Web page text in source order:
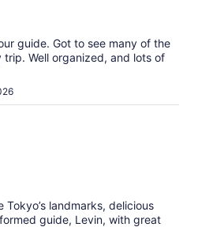
guide. Got to see many of the
trip. Well organized, and lots of
landmarks, delicious
guide, Levin, with great